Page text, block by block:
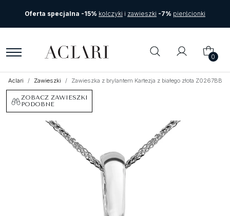
Oferta specjalna -15% kolczyki i zawieszki -7% pierścionki
0
Aclari Zawieszki Zawieszka z brylantem Kartezja z białego złota Z0267BB
ZOBACZ ZAWIESZKI
PODOBNE